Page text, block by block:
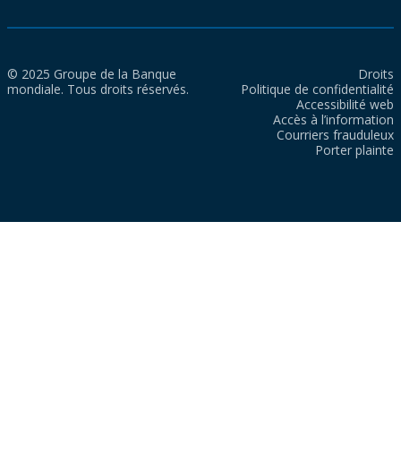
© 2025 Groupe de la Banque
mondiale. Tous droits réservés.
Droits
Politique de confidentialité
Accessibilité web
Accès à l’information
Courriers frauduleux
Porter plainte